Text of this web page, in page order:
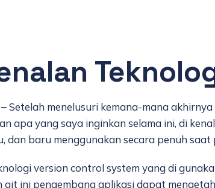
Setelah menelusuri kemana-mana
apa yang saya inginkan selama ini, di
dan baru menggunakan secara penuh
version control system yang di
git ini pengembang aplikasi dapat